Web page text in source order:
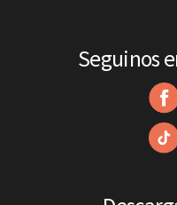
Seguinos